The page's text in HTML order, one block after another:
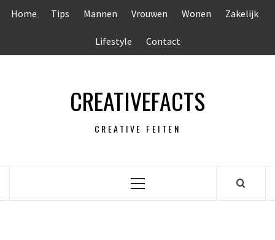
Home Tips Mannen Vrouwen Wonen Zakelijk
Lifestyle Contact
CREATIVEFACTS
CREATIVE FEITEN
Primair